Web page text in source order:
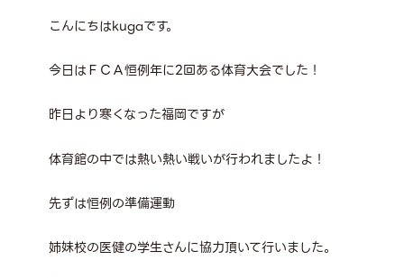
こんにちはkugaです。
今日はＦＣＡ恒例年に2回ある体育大会でした！
昨日より寒くなった福岡ですが
体育館の中では熱い熱い戦いが行われましたよ！
先ずは恒例の準備運動
姉妹校の医健の学生さんに協力頂いて行いました。